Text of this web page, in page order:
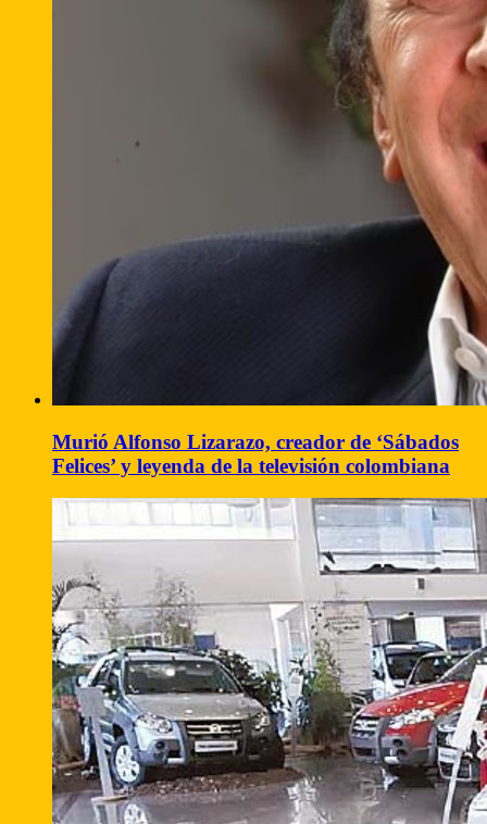
Murió Alfonso Lizarazo, creador de ‘Sábados
Felices’ y leyenda de la televisión colombiana